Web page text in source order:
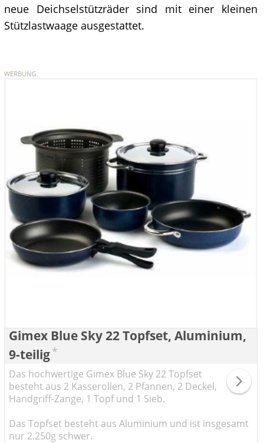
neue Deichselstützräder sind mit einer kleinen
Stützlastwaage ausgestattet.
Gimex Blue Sky 22 Topfset, Aluminium,
9-teilig*
Das hochwertige Gimex Blue Sky 22 Topfset
besteht aus 2 Kasserollen, 2 Pfannen, 2 Deckel,
Handgriff-Zange, 1 Topf und 1 Sieb.
Das Topfset besteht aus Aluminium und ist insgesamt
nur 2.250g schwer.